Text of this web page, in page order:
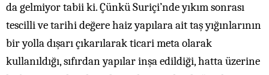
da gelmiyor tabii ki. Çünkü Suriçi’nde yıkım sonrası
tescilli ve tarihi değere haiz yapılara ait taş yığınlarının
bir yolla dışarı çıkarılarak ticari meta olarak
kullanıldığı, sıfırdan yapılar inşa edildiği, hatta üzerine